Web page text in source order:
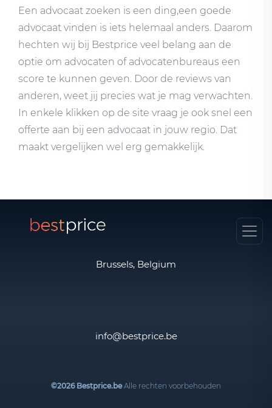
Een advocaat zoeken is een ding,een goede
advocaat vinden is iets helemaal anders. Daarom
hechten wij bij Bestprice veel belang aan de
optie om advocaten of advocatenbureaus een
score te kunnen geven. Door de reviews van
anderen, weet jij precies wat je mag verwachten.
In enkele klikken op de site vraag je ook snel een
offerte aan bij een advocaat in jouw regio. Dat
maakt vergelijken wel erg gemakkelijk.
Brussels, Belgium
info@bestprice.be
©2026 Bestprice.beAlle rechten voorbehouden